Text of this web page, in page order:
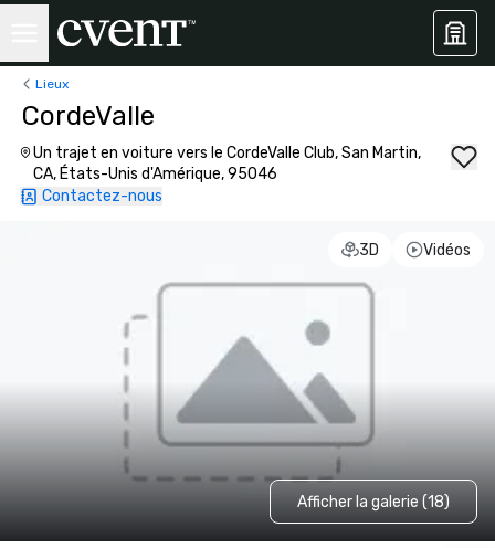
Lieux
CordeValle
Un trajet en voiture vers le CordeValle Club, San Martin,
CA, États-Unis d'Amérique, 95046
Contactez-nous
3D Vidéos
Afficher la galerie (18)